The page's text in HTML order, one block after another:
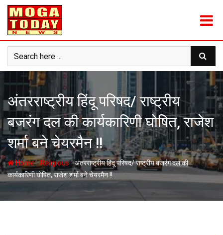
Skip
content
अंतरराष्ट्रीय हिंदू परिषद/ राष्ट्रीय
बजरंग दल की कार्यकारिणी घोषित, राजेश
शर्मा बने चेयरमैन !!
Home-Religious-अंतरराष्ट्रीय हिंदू परिषद/ राष्ट्रीय बजरंग दल की
कार्यकारिणी घोषित, राजेश शर्मा बने चेयरमैन !!